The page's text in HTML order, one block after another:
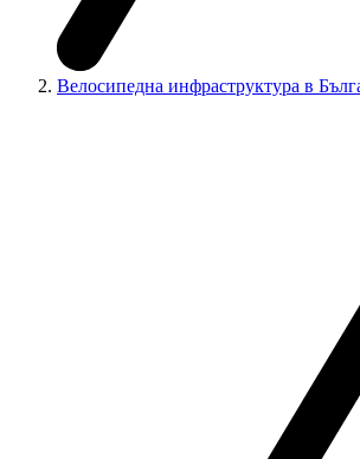
Велосипедна инфраструктура в